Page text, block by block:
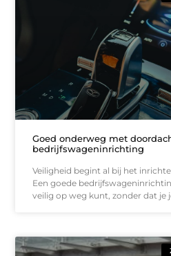
Goed onderweg met
bedrijfswageninrichting
Veiligheid begint al bij het
Een goede
veilig op weg kunt, zonder dat je